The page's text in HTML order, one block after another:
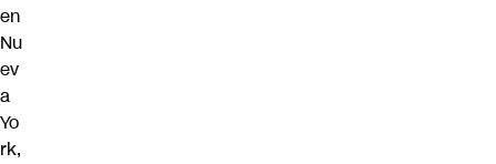
en
Nu
ev
a
Yo
rk,